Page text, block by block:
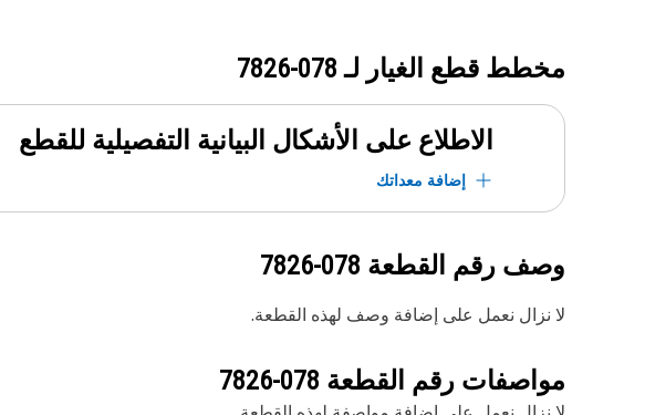
مخطط قطع الغيار لـ 078-7826
الاطلاع على الأشكال البيانية التفصيلية للقطع
إضافة معداتك
وصف رقم القطعة 078-7826
لا نزال نعمل على إضافة وصف لهذه القطعة.
مواصفات رقم القطعة 078-7826